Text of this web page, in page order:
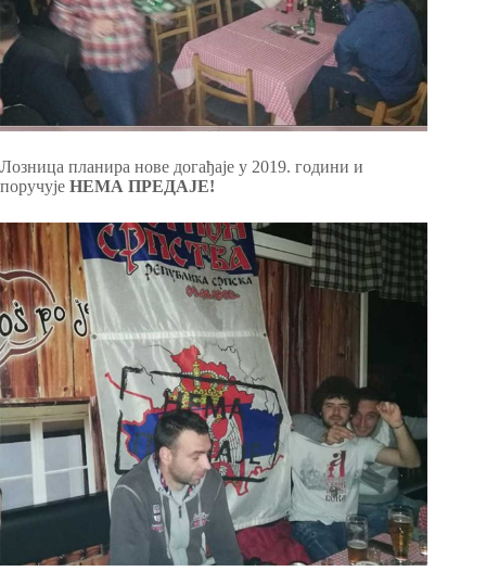
Лозница планира нове догађаје у 2019. години и
поручује НЕМА ПРЕДАЈЕ!